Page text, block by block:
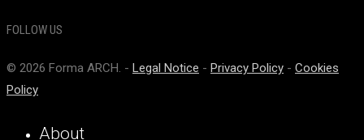
FOLLOW US
© 2026 Forma ARCH. - Legal Notice - Privacy Policy - Cookies
Policy
About